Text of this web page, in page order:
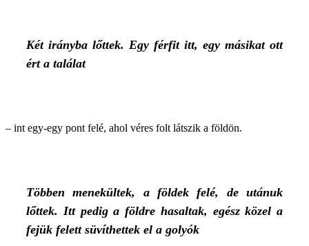
Két irányba lőttek. Egy férfit itt, egy másikat ott
ért a találat
– int egy-egy pont felé, ahol véres folt látszik a földön.
Többen menekültek, a földek felé, de utánuk
lőttek. Itt pedig a földre hasaltak, egész közel a
fejük felett süvíthettek el a golyók